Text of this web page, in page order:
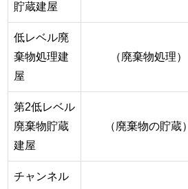
貯蔵建屋
低レベル廃
棄物処理建
屋
（廃棄物処理）
第2低レベル
廃棄物貯蔵
建屋
（廃棄物の貯蔵）
チャンネル